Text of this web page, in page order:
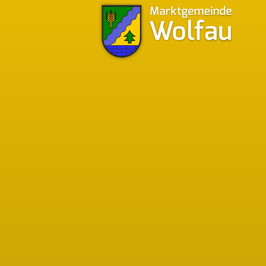
der
Aspekte
ohne Ihre